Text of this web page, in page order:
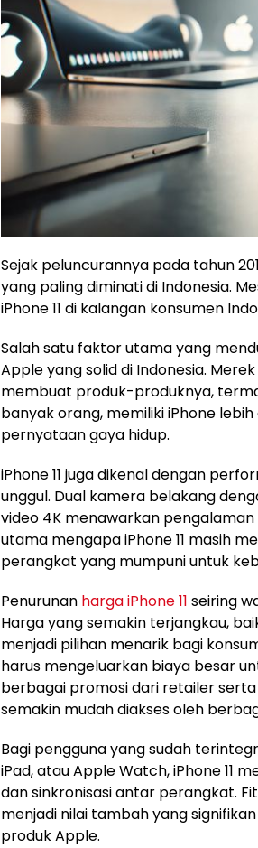
Sejak peluncurannya pada tahun
yang paling diminati di Indonesia.
iPhone 11 di kalangan konsumen
Salah satu faktor utama yang
Apple yang solid di Indonesia.
membuat produk-produknya,
banyak orang, memiliki iPhone
pernyataan gaya hidup.
iPhone 11 juga dikenal dengan
unggul. Dual kamera belakang
video 4K menawarkan
utama mengapa iPhone 11 masih
perangkat yang mumpuni untuk
Penurunan harga iPhone 11 seiring
Harga yang semakin terjangkau,
menjadi pilihan menarik bagi
harus mengeluarkan biaya besar
berbagai promosi dari retailer
semakin mudah diakses oleh
Bagi pengguna yang sudah
iPad, atau Apple Watch, iPhone 11
dan sinkronisasi antar perangkat.
menjadi nilai tambah yang
produk Apple.